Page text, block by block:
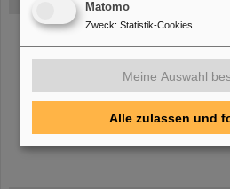
Bei GSI entsteht das neue
Erfahren Sie mehr.
Matomo
Zweck: Statistik-Cookies
Meine Auswahl
Alle zulassen und